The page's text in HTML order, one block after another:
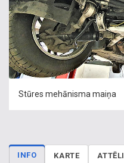
Stūres mehānisma maiņa
INFO KARTE ATTĒLI